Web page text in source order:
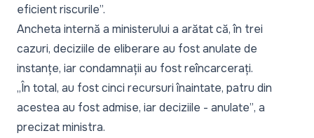
eficient riscurile”.
Ancheta internă a ministerului a arătat că, în trei
cazuri, deciziile de eliberare au fost anulate de
instanțe, iar condamnații au fost reîncarcerați.
„În total, au fost cinci recursuri înaintate, patru din
acestea au fost admise, iar deciziile - anulate”, a
precizat ministra.